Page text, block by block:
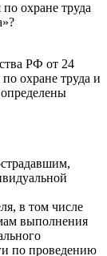
охране труда
РФ от 24
охране труда и
в том числе
выполнения
по проведению